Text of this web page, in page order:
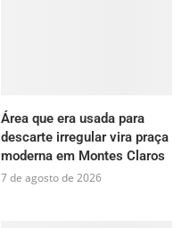
Área que era usada para
descarte irregular vira praça
moderna em Montes Claros
7 de agosto de 2026